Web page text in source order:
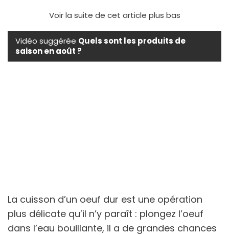
Voir la suite de cet article plus bas
Vidéo suggérée Quels sont les produits de
saison en août ?
La cuisson d’un oeuf dur est une opération
plus délicate qu’il n’y paraît : plongez l’oeuf
dans l’eau bouillante, il a de grandes chances